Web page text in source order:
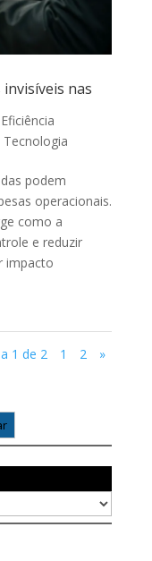
nas
Eficiência
Tecnologia
podem
operacionais.
como a
e reduzir
impacto
1 de 2 1 2 »